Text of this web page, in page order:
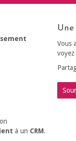
à un CRM.
Vous
voyez